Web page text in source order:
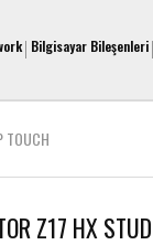
Bilgisayar Bileşenleri
TOUCH
Z17 HX